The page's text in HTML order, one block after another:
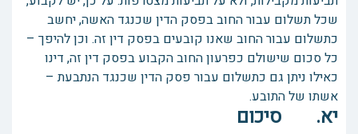
שכל תשלום עבור החוב בפסק הדין שכנגד האשה, יחשב
כתשלום עבור החוב שאנו קובעים בפסק דין זה. וכן להיפך –
כל סכום שישולם כפרעון החוב הקבוע בפסק דין זה, דינו
כאילו ניתן גם כתשלום עבור פסק הדין שכנגד הנתבעת –
אשתו של התובע.
יא. סיכום